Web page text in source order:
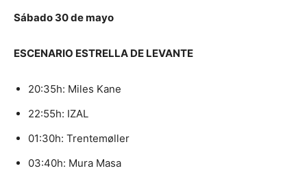
Sábado 30 de mayo
ESCENARIO ESTRELLA DE LEVANTE
20:35h: Miles Kane
22:55h: IZAL
01:30h: Trentemøller
03:40h: Mura Masa